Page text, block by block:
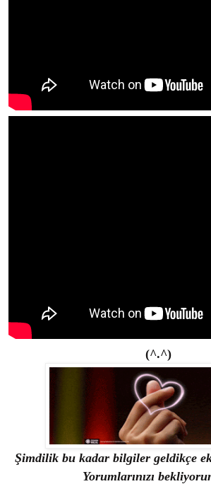
(^.^)
Şimdilik bu kadar bilgiler geldikçe
Yorumlarınızı